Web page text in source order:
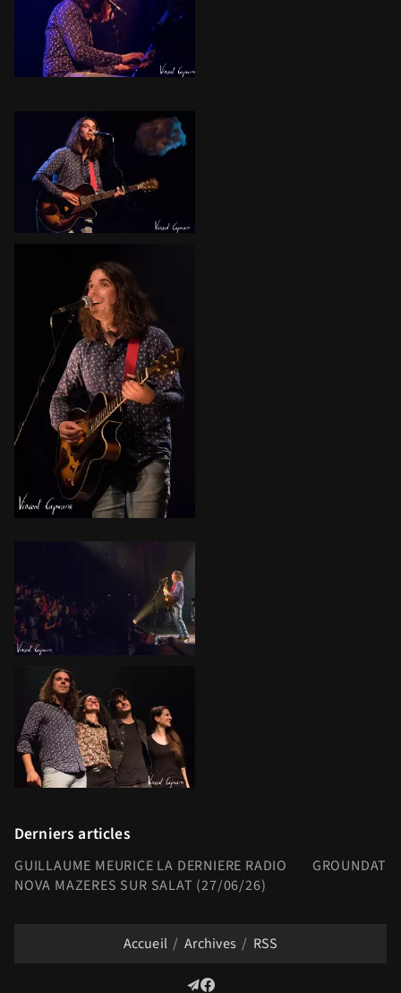
Derniers articles
GUILLAUME MEURICE LA DERNIERE RADIO
NOVA MAZERES SUR SALAT (27/06/26)
Accueil Archives RSS